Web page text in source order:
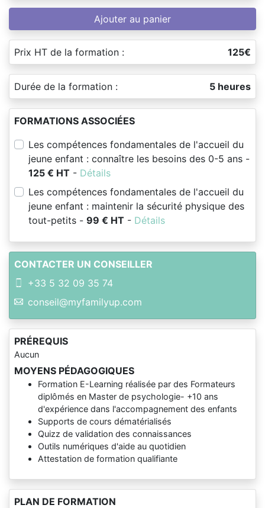
Ajouter au panier
Prix HT de la formation : 125€
Durée de la formation : 5 heures
FORMATIONS ASSOCIÉES
Les compétences fondamentales de l'accueil du
jeune enfant : connaître les besoins des 0-5 ans -
125 € HT - Détails
Les compétences fondamentales de l'accueil du
jeune enfant : maintenir la sécurité physique des
tout-petits - 99 € HT - Détails
CONTACTER UN CONSEILLER
+33 5 32 09 35 74
conseil@myfamilyup.com
PRÉREQUIS
Aucun
MOYENS PÉDAGOGIQUES
Formation E-Learning réalisée par des Formateurs
diplômés en Master de psychologie- +10 ans
d'expérience dans l'accompagnement des enfants
Supports de cours dématérialisés
Quizz de validation des connaissances
Outils numériques d'aide au quotidien
Attestation de formation qualifiante
PLAN DE FORMATION